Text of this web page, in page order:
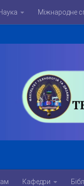
Міжнародне
Кафедри